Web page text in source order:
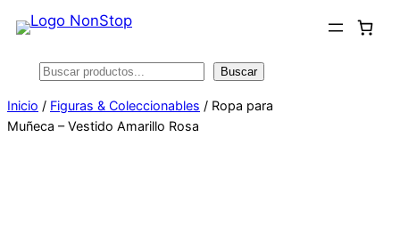
Saltar
contenido
Buscar Buscar
Inicio / Figuras & Coleccionables / Ropa para
Muñeca – Vestido Amarillo Rosa